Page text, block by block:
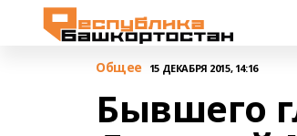
Общее 15 ДЕКАБРЯ 2015, 14:16
Бывшего